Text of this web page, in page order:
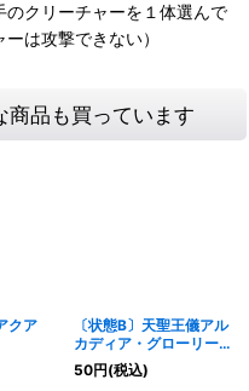
クリーチャーを１体選んで
は攻撃できない）
商品も買っています
クア
》
〔状態B〕天聖王儀アル
カディア・グローリー
【VR】{RP192/95}
《光》
50円(税込)